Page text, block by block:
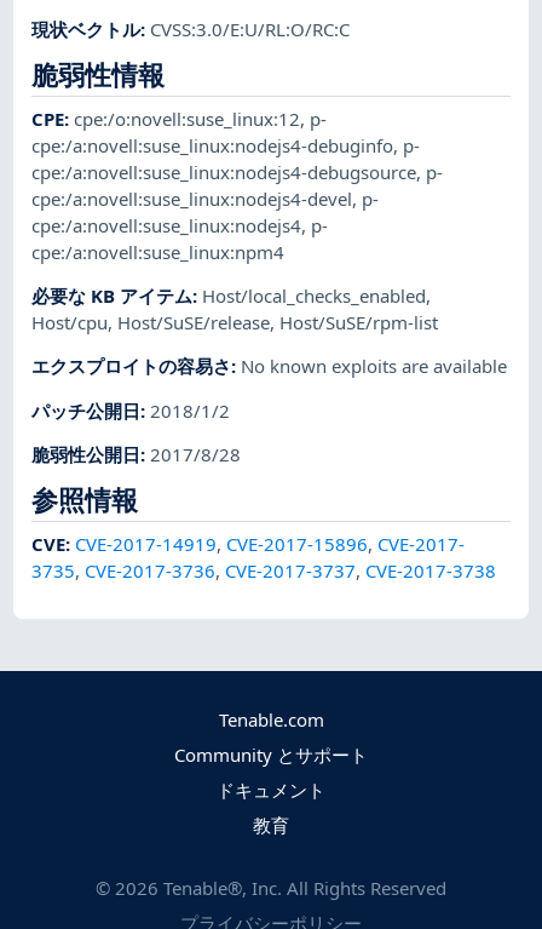
現状ベクトル: CVSS:3.0/E:U/RL:O/RC:C
脆弱性情報
CPE:cpe:/o:novell:suse_linux:12, p-
cpe:/a:novell:suse_linux:nodejs4-debuginfo, p-
cpe:/a:novell:suse_linux:nodejs4-debugsource, p-
cpe:/a:novell:suse_linux:nodejs4-devel, p-
cpe:/a:novell:suse_linux:nodejs4, p-
cpe:/a:novell:suse_linux:npm4
必要な KB アイテム: Host/local_checks_enabled,
Host/cpu, Host/SuSE/release, Host/SuSE/rpm-list
エクスプロイトの容易さ: No known exploits are available
パッチ公開日: 2018/1/2
脆弱性公開日: 2017/8/28
参照情報
CVE: CVE-2017-14919, CVE-2017-15896, CVE-2017-
3735, CVE-2017-3736, CVE-2017-3737, CVE-2017-3738
Tenable.com
Community とサポート
ドキュメント
教育
© 2026 Tenable®, Inc. All Rights Reserved
プライバシーポリシー